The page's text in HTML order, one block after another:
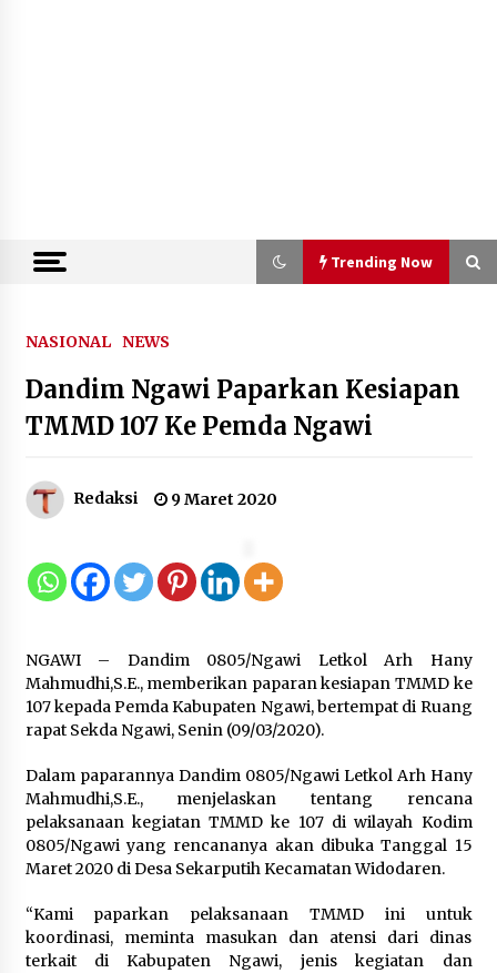
Trending Now
Kemenkum Malut Semarakkan Hari
Pengayoman dan HUT RI ke-81
melalui Pertandingan Gawang Mini
Apel Pagi, Tekankan Semangat
Kemerdekaan dan Optimalisasi
10 Agustus 2026
Semarak HUT ke-81 RI, Lapas
Perempuan Tangerang Ikuti Donor
Imigrasi dan Pemasyarakatan
9 Agustus 2026
Inovasi Perahu Layar Percepat
bagi Pelaku Usaha di Maluku Utara
9 Agustus 2026
NASIONAL NEWS
Dandim Ngawi Paparkan Kesiapan
TMMD 107 Ke Pemda Ngawi
Redaksi 9 Maret 2020
NGAWI – Dandim 0805/Ngawi Letkol Arh Hany
Mahmudhi,S.E., memberikan paparan kesiapan TMMD ke
107 kepada Pemda Kabupaten Ngawi, bertempat di Ruang
rapat Sekda Ngawi, Senin (09/03/2020).
Dalam paparannya Dandim 0805/Ngawi Letkol Arh Hany
Mahmudhi,S.E., menjelaskan tentang rencana
pelaksanaan kegiatan TMMD ke 107 di wilayah Kodim
0805/Ngawi yang rencananya akan dibuka Tanggal 15
Maret 2020 di Desa Sekarputih Kecamatan Widodaren.
“Kami paparkan pelaksanaan TMMD ini untuk
koordinasi, meminta masukan dan atensi dari dinas
terkait di Kabupaten Ngawi, jenis kegiatan dan